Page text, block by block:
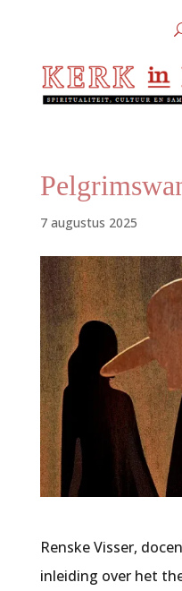
7 augustus 2025
Renske Visser,
inleiding over het